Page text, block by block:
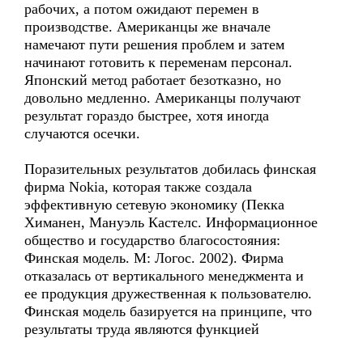
рабочих, а потом ожидают перемен в
производстве. Американцы же вначале
намечают пути решения проблем и затем
начинают готовить к переменам персонал.
Японский метод работает безотказно, но
довольно медленно. Американцы получают
результат гораздо быстрее, хотя иногда
случаются осечки.
Поразительных результатов добилась финская
фирма Nokia, которая также создала
эффективную сетевую экономику (Пекка
Химанен, Мануэль Кастелс. Информационное
общество и государство благосостояния:
Финская модель. М: Логос. 2002). Фирма
отказалась от вертикального менеджмента и
ее продукция дружественная к пользователю.
Финская модель базируется на принципе, что
результаты труда являются функцией